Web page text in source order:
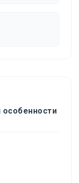
особенности